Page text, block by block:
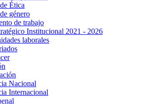
Ética
género
de trabajo
Institucional 2021 - 2026
laborales
Nacional
Internacional